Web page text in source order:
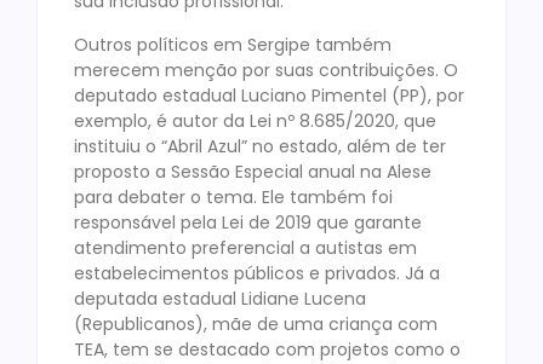
Outros políticos em Sergipe também
merecem menção por suas contribuições. O
deputado estadual Luciano Pimentel (PP), por
exemplo, é autor da Lei nº 8.685/2020, que
instituiu o “Abril Azul” no estado, além de ter
proposto a Sessão Especial anual na Alese
para debater o tema. Ele também foi
responsável pela Lei de 2019 que garante
atendimento preferencial a autistas em
estabelecimentos públicos e privados. Já a
deputada estadual Lidiane Lucena
(Republicanos), mãe de uma criança com
TEA, tem se destacado com projetos como o